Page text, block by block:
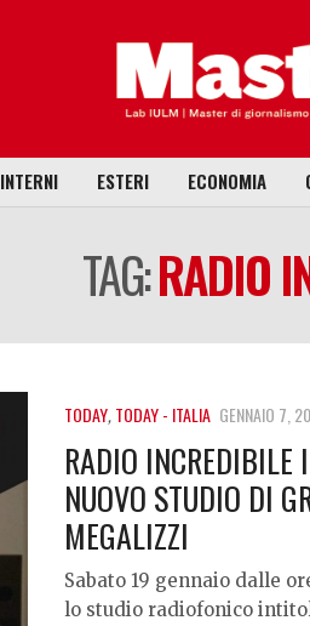
INTERNI ESTERI ECONOMIA
TAG:RADIO
TODAY,TODAY - ITALIA GENNAIO 7,
RADIO INCREDIBILE
NUOVO STUDIO DI
MEGALIZZI
Sabato 19 gennaio dalle
lo studio radiofonico